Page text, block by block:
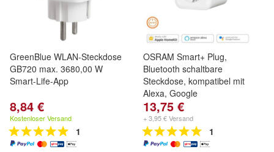
GreenBlue WLAN-Steckdose
GB720 max. 3680,00 W
Smart-Life-App
8,84 €
Kostenloser Versand
1
OSRAM Smart+ Plug,
Bluetooth schaltbare
Steckdose, kompatibel mit
Alexa, Google
13,75 €
+ 3,95 € Versand
1